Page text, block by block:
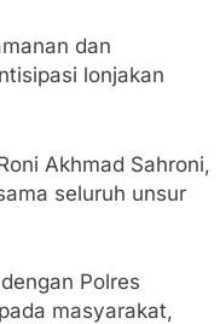
dan
lonjakan
Akhmad Sahroni,
seluruh unsur
Polres
masyarakat,